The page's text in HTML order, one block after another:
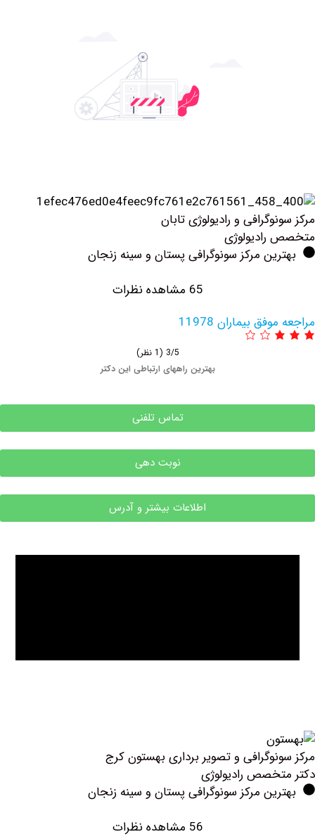
و رادیولوژی تابان
مرکز سونوگرافی پستان و سینه زنجان
بیماران 11978
بهترین راههای ارتباطی این دکتر
تماس تلفنی
نوبت دهی
اطلاعات بیشتر و آدرس
و تصویر برداری بهستون کرج
رادیولوژی
مرکز سونوگرافی پستان و سینه زنجان